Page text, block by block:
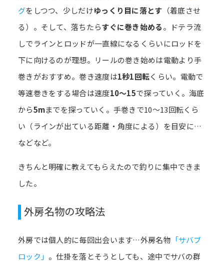
グをしつつ、少しだけゆっくり目に落とす （着底させ
る）。そして、落ちたらすぐに巻き始める。ドテラ流
しでラインとロッドが一直線になるくらいにロッドを
下に向けるのが理想。リールの巻き始めは電動より手
巻きがおすすめ。巻き速度は1秒1回転くらい。電動で
等速巻きをする場合は速度10～15で探っていく。海底
から5mまでを探っていく。手巻きで10～13回転くら
い（ラインが出ている距離・角度による）を目安に…
などなど。
きちんと明確に教えてもらえたので釣りに集中できま
した。
外房名物の攻略法
外房では個人的に毎回出会います…外房名物 「サバブ
ロック」 。仕掛を落とそうとしても、途中でサバの群